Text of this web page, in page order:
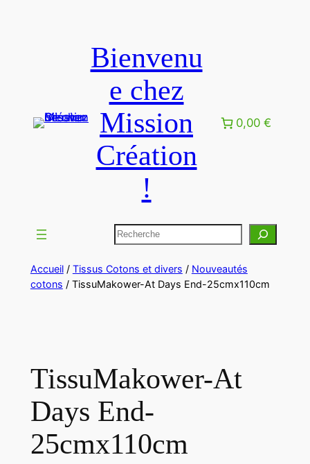
Bienvenu
e chez
Mission
Création
!
0,00 €
Accueil/ Tissus Cotons et divers / Nouveautés
cotons / TissuMakower-At Days End-25cmx110cm
TissuMakower-At
Days End-
25cmx110cm